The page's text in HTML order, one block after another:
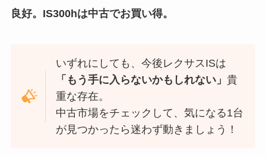
良好。IS300hは中古でお買い得。
いずれにしても、今後レクサスISは
「もう手に入らないかもしれない」貴
重な存在。
中古市場をチェックして、気になる1台
が見つかったら迷わず動きましょう！